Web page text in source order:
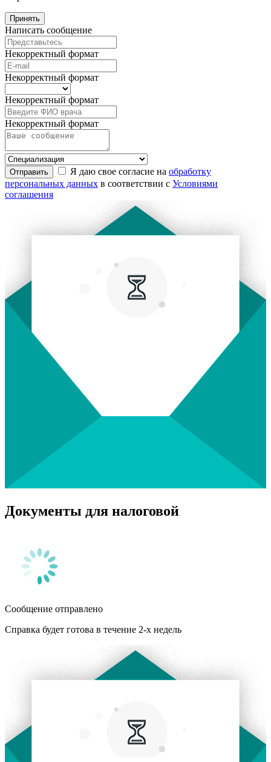
Принять
Написать сообщение
Некорректный формат
Некорректный формат
Некорректный формат
Некорректный формат
Отправить Я даю свое согласие на обработку
персональных данных в соответствии с Условиями
соглашения
Документы для налоговой
Сообщение отправлено
Справка будет готова в течение 2-х недель